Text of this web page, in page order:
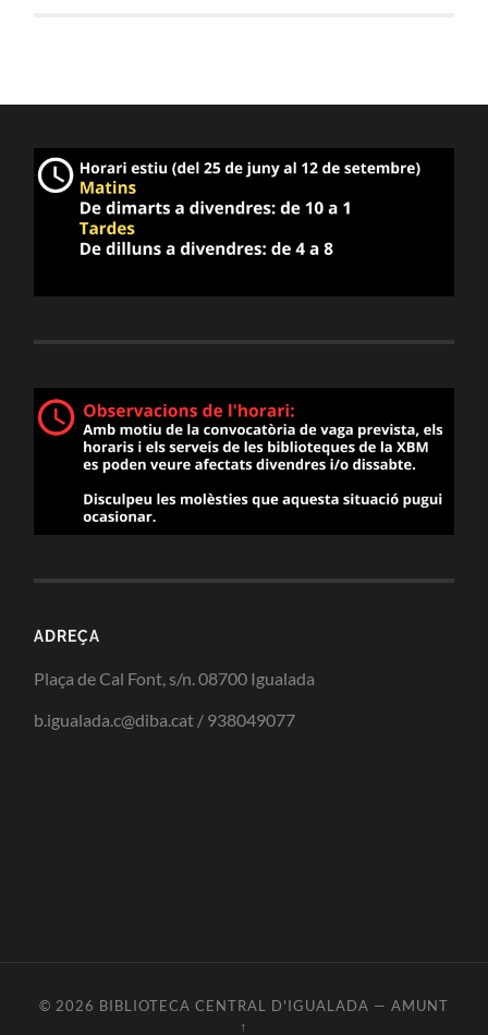
ADREÇA
Plaça de Cal Font, s/n. 08700 Igualada
b.igualada.c@diba.cat / 938049077
© 2026 BIBLIOTECA CENTRAL D'IGUALADA — AMUNT
↑